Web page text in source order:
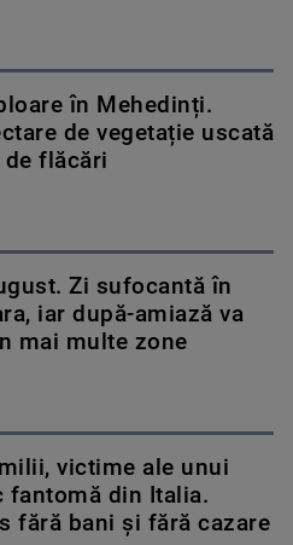
în Mehedinți.
de vegetație uscată
flăcări
Zi sufocantă în
iar după-amiază va
mai multe zone
victime ale unui
din Italia.
fără bani și fără cazare